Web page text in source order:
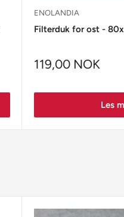
ENOLANDIA
Filterduk for ost -
119,00 NOK
Les